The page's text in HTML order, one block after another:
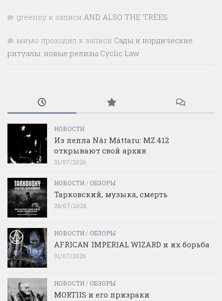
greenny к записи AND ALSO THE TREES
мимо проходил к записи Сады и нордические
ритуалы: новые релизы Cyclic Law
НОВОСТИ
Из пепла Nár Máttaru: MZ.412
открывают свой архив
31/07/2026
НОВОСТИ / ОБЗОРЫ
Тарковский, музыка, смерть
26/07/2026
НОВОСТИ / ОБЗОРЫ
AFRICAN IMPERIAL WIZARD и их борьба
01/07/2026
НОВОСТИ / ОБЗОРЫ
MORTIIS и его призраки